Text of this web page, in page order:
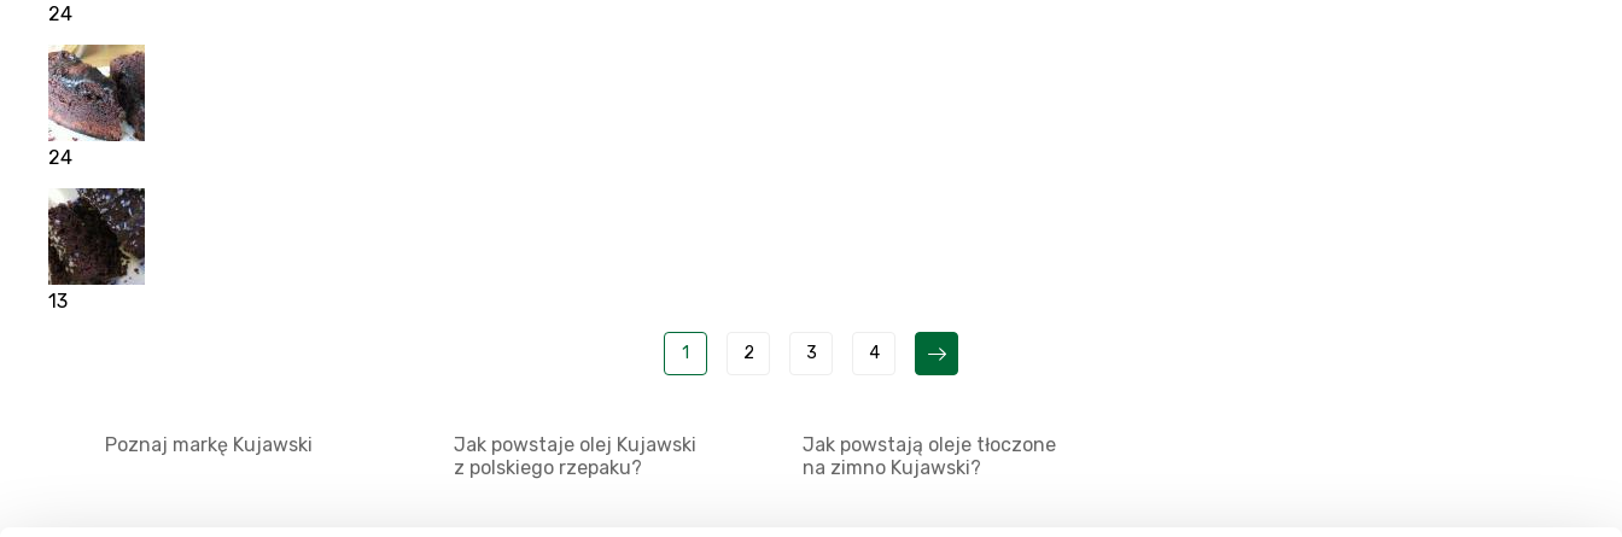
24
24
13
1 2 3 4
Poznaj markę Kujawski
Jak powstaje olej Kujawski
z polskiego rzepaku?
Jak powstają oleje tłoczone
na zimno Kujawski?